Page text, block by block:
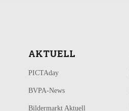
AKTUELL
PICTAday
BVPA-News
Bildermarkt Aktuell